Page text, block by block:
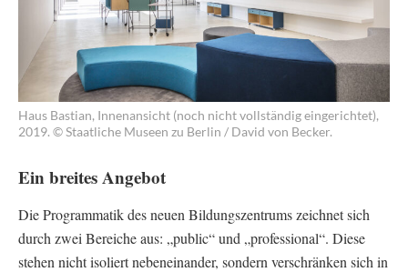
Haus Bastian, Innenansicht (noch nicht vollständig eingerichtet),
2019. © Staatliche Museen zu Berlin / David von Becker.
Ein breites Angebot
Die Programmatik des neuen Bildungszentrums zeichnet sich
durch zwei Bereiche aus: „public“ und „professional“. Diese
stehen nicht isoliert nebeneinander, sondern verschränken sich in